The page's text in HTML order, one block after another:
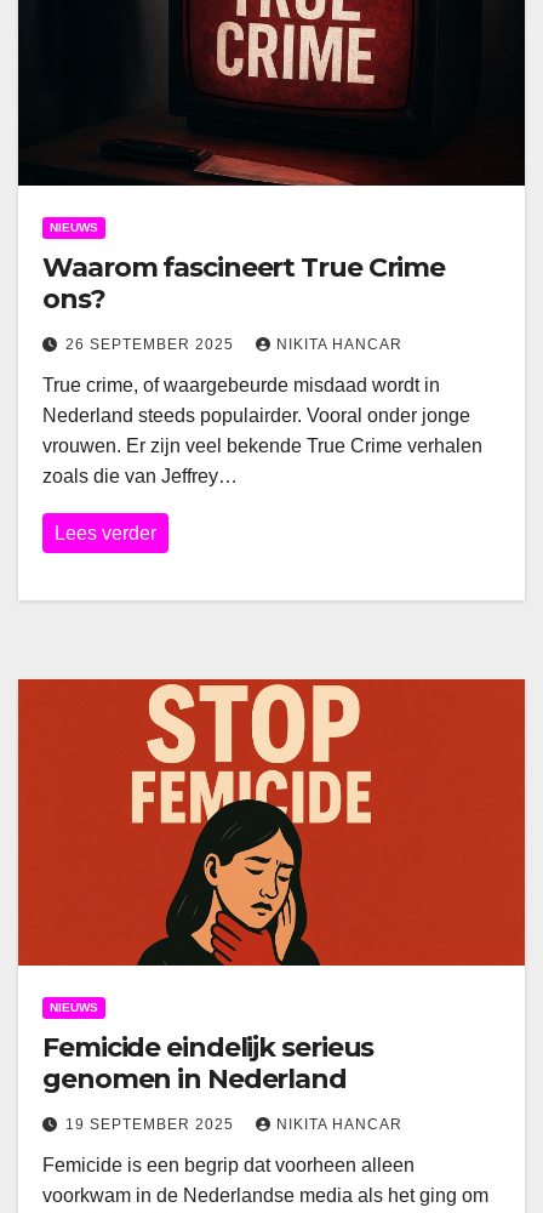
NIEUWS
Waarom fascineert True Crime
ons?
26 SEPTEMBER 2025 NIKITA HANCAR
True crime, of waargebeurde misdaad wordt in
Nederland steeds populairder. Vooral onder jonge
vrouwen. Er zijn veel bekende True Crime verhalen
zoals die van Jeffrey…
Lees verder
NIEUWS
Femicide eindelijk serieus
genomen in Nederland
19 SEPTEMBER 2025 NIKITA HANCAR
Femicide is een begrip dat voorheen alleen
voorkwam in de Nederlandse media als het ging om